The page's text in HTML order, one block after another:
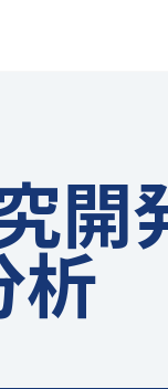
開
析